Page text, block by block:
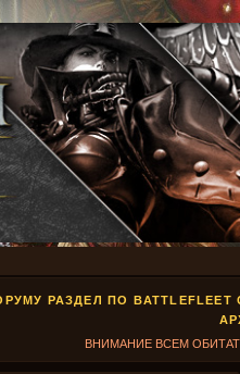
РАЗДЕЛ ПО BATTLEFLEET
ВНИМАНИЕ ВСЕМ